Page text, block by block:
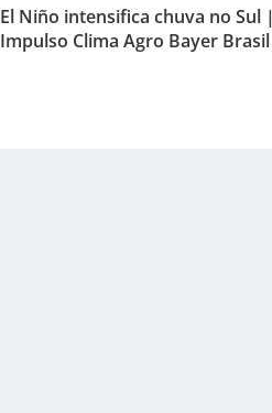
El Niño intensifica chuva no Sul |
Impulso Clima Agro Bayer Brasil